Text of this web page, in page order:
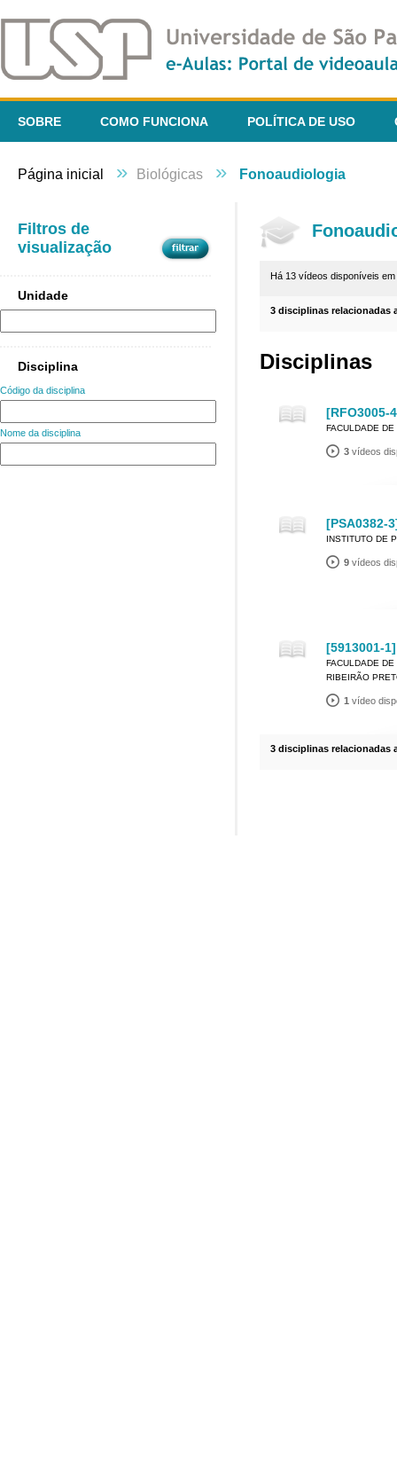
SOBRE COMO FUNCIONA POLÍTICA DE USO
Página inicial » Biológicas » Fonoaudiologia
Filtros de
visualização
Unidade
Disciplina
Código da disciplina
Nome da disciplina
Há 13 vídeos disponíveis em
3 disciplinas relacionadas
Disciplinas
[RFO3005-
FACULDADE
3 vídeos
[PSA0382-
INSTITUTO DE
9 vídeos
[5913001-
FACULDADE
RIBEIRÃO
1 vídeo
3 disciplinas relacionadas